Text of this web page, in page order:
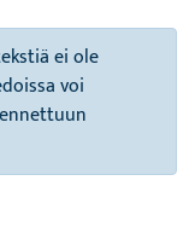
ei ole
voi